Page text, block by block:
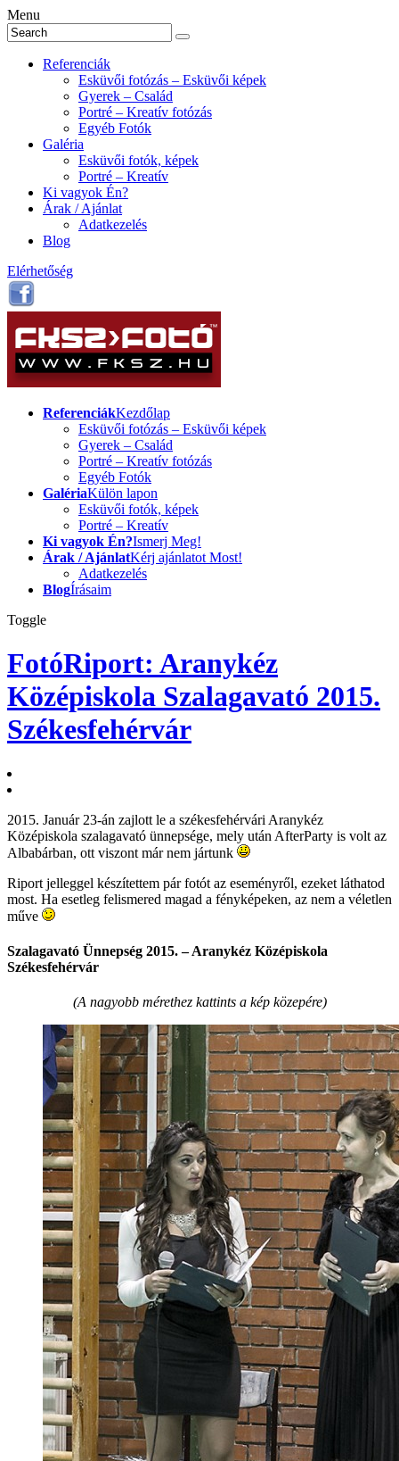
Menu
Referenciák
Esküvői fotózás – Esküvői képek
Gyerek – Család
Portré – Kreatív fotózás
Egyéb Fotók
Galéria
Esküvői fotók, képek
Portré – Kreatív
Ki vagyok Én?
Árak / Ajánlat
Adatkezelés
Blog
Elérhetőség
ReferenciákKezdőlap
Esküvői fotózás – Esküvői képek
Gyerek – Család
Portré – Kreatív fotózás
Egyéb Fotók
GalériaKülön lapon
Esküvői fotók, képek
Portré – Kreatív
Ki vagyok Én?Ismerj Meg!
Árak / AjánlatKérj ajánlatot Most!
Adatkezelés
BlogÍrásaim
Toggle
FotóRiport: Aranykéz
Középiskola Szalagavató 2015.
Székesfehérvár
2015. Január 23-án zajlott le a székesfehérvári Aranykéz
Középiskola szalagavató ünnepsége, mely után AfterParty is volt az
Albabárban, ott viszont már nem jártunk
Riport jelleggel készítettem pár fotót az eseményről, ezeket láthatod
most. Ha esetleg felismered magad a fényképeken, az nem a véletlen
műve
Szalagavató Ünnepség 2015. – Aranykéz Középiskola
Székesfehérvár
(A nagyobb mérethez kattints a kép közepére)